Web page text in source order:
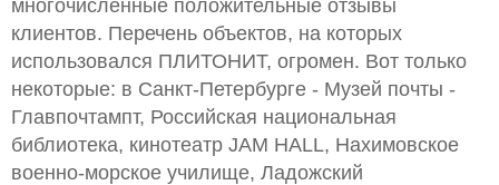
многочисленные положительные отзывы
клиентов. Перечень объектов, на которых
использовался ПЛИТОНИТ, огромен. Вот только
некоторые: в Санкт-Петербурге - Музей почты -
Главпочтампт, Российская национальная
библиотека, кинотеатр JAM HALL, Нахимовское
военно-морское училище, Ладожский